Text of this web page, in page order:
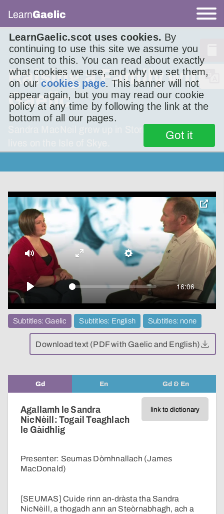
LearnGaelic.scot uses cookies. By
continuing to use this site we assume you
consent to this. You can read about exactly
what cookies we use, and why we set them,
on ourcookies page. This banner will not
appear again, but you may read our cookie
policy at any time by following the link at the
bottom of all our pages.
Got it
LearnGaelic
Raising a Family with
Gaelic
Sandra MacNeil grew up in Stornoway but now
Play
16:06
Mute Settings
Enter
toggle
pop-
over
video
Subtitles: Gaelic Subtitles: English Subtitles: none
Download text (PDF with Gaelic and English)
Gd En Gd & En
link to dictionary
Agallamh le Sandra
NicNèill: Togail Teaghlach
le Gàidhlig
Presenter: Seumas Dòmhnallach (James
MacDonald)
[SEUMAS] Cuide rinn an-dràsta tha Sandra
NicNèill, a thogadh ann an Steòrnabhagh, ach a